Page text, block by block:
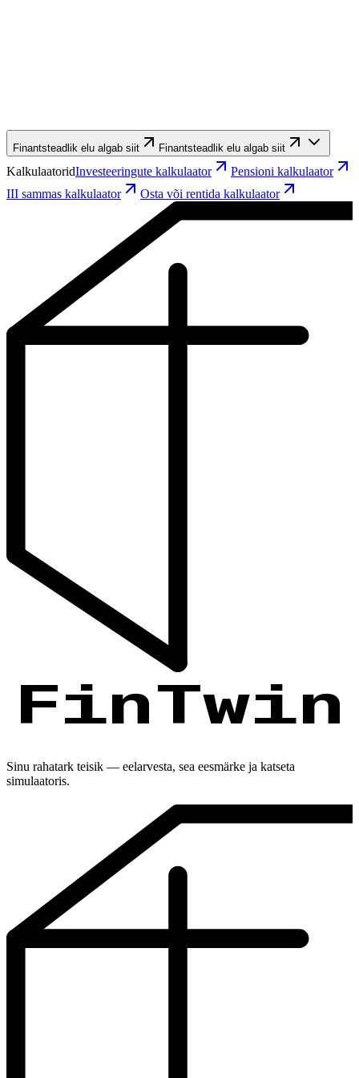
Finantsteadlik elu algab siit Finantsteadlik elu algab siit
KalkulaatoridInvesteeringute kalkulaator
Pensioni kalkulaator
III sammas kalkulaator
Osta või rentida kalkulaator
FinTwin
Sinu rahatark teisik — eelarvesta, sea eesmärke ja katseta
simulaatoris.